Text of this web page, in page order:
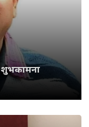
शुभकामना